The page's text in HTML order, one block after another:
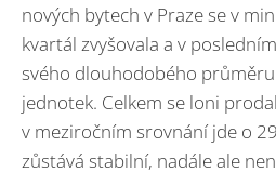
nových bytech v Praze se v
kvartál zvyšovala a v
svého dlouhodobého
jednotek. Celkem se loni
v meziročním srovnání jde o
zůstává stabilní, nadále ale